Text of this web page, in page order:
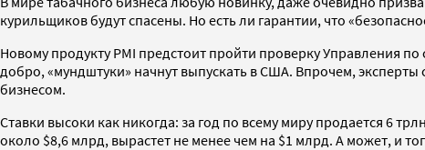
курильщиков будут спасены. Но есть ли гарантии, что
Новому продукту PMI предстоит пройти проверку Управления
добро, «мундштуки» начнут выпускать в США. Впрочем,
бизнесом.
Ставки высоки как никогда: за год по всему миру продается 6
около $8,6 млрд, вырастет не менее чем на $1 млрд. А может, и